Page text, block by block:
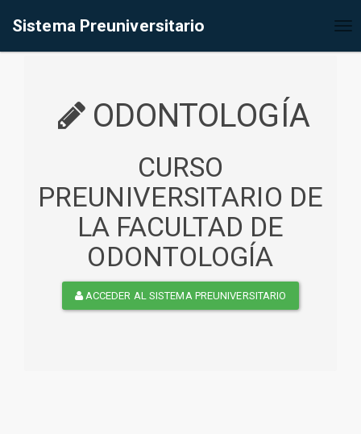
Sistema Preuniversitario
ODONTOLOGÍA
CURSO
PREUNIVERSITARIO DE
LA FACULTAD DE
ODONTOLOGÍA
ACCEDER AL SISTEMA PREUNIVERSITARIO